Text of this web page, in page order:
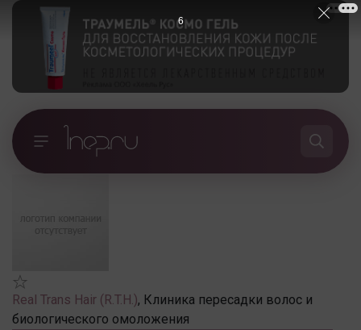
Real Trans Hair (R.T.H.), Клиника пересадки волос и
биологического омоложения
6